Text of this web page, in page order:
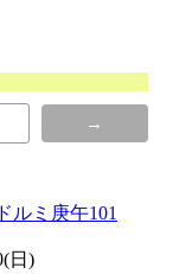
ルミ庚午101
日)